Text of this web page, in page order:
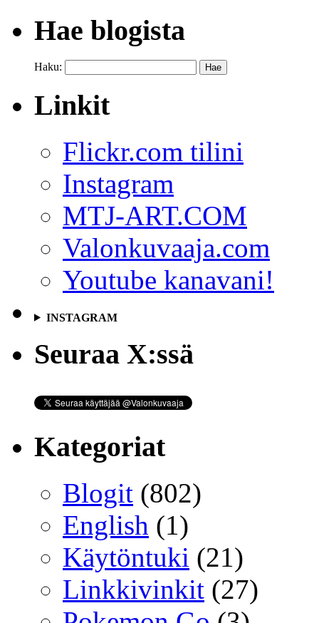
Hae blogista
Haku:
Linkit
Flickr.com tilini
Instagram
MTJ-ART.COM
Valonkuvaaja.com
Youtube kanavani!
INSTAGRAM
Seuraa X:ssä
Kategoriat
Blogit (802)
English (1)
Käytöntuki (21)
Linkkivinkit (27)